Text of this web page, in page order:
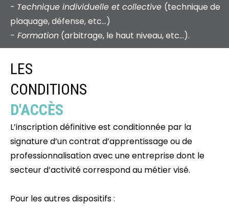
- Technique individuelle et collective (technique de
plaquage, défense, etc…)
- Formation (arbitrage, le haut niveau, etc…).
LES
CONDITIONS
D'ACCÈS
L’inscription définitive est conditionnée par la
signature d’un contrat d’apprentissage ou de
professionnalisation avec une entreprise dont le
secteur d’activité correspond au métier visé.
Pour les autres dispositifs :